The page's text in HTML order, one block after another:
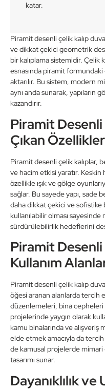
Piramit desenli çelik kalıp
ve dikkat çekici geometrik
bir kalıplama sistemidir. Çelik
esnasında piramit
aktarılır. Bu sistem, modern
aynı anda sunarak, yapıların
kazandırır.
Piramit Desenli
Çıkan
Piramit desenli çelik kalıplar,
ve hacim etkisi yaratır.
özellikle ışık ve gölge
sağlar. Bu sayede yapı, sade
daha dikkat çekici ve sofistike
kullanılabilir olması
sürdürülebilirlik hedeflerini
Piramit Desenli
Kullanım
Piramit desenli çelik kalıp
öğesi aranan alanlarda tercih
düzenlemeleri, bina cepheleri
projelerinde yaygın olarak
kamu binalarında ve
elde etmek amacıyla da
de kamusal projelerde
tasarımı sunar.
Dayanıklılık
katar.